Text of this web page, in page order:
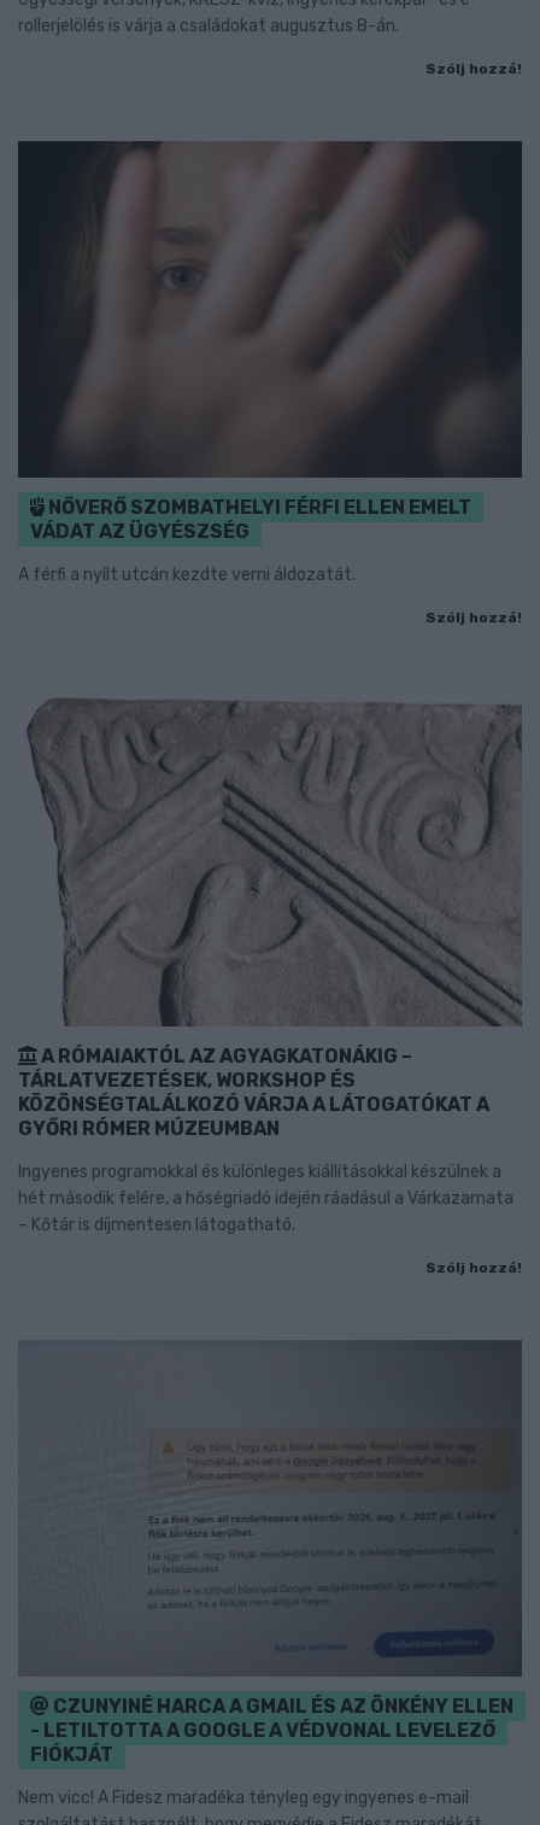
rollerjelölés is várja a családokat augusztus 8-án.
Szólj hozzá!
NŐVERŐ SZOMBATHELYI FÉRFI ELLEN EMELT
VÁDAT AZ ÜGYÉSZSÉG
A férfi a nyílt utcán kezdte verni áldozatát.
Szólj hozzá!
A RÓMAIAKTÓL AZ AGYAGKATONÁKIG –
TÁRLATVEZETÉSEK, WORKSHOP ÉS
KÖZÖNSÉGTALÁLKOZÓ VÁRJA A LÁTOGATÓKAT A
GYŐRI RÓMER MÚZEUMBAN
Ingyenes programokkal és különleges kiállításokkal készülnek a
hét második felére, a hőségriadó idején ráadásul a Várkazamata
– Kőtár is díjmentesen látogatható.
Szólj hozzá!
CZUNYINÉ HARCA A GMAIL ÉS AZ ÖNKÉNY ELLEN
- LETILTOTTA A GOOGLE A VÉDVONAL LEVELEZŐ
FIÓKJÁT
Nem vicc! A Fidesz maradéka tényleg egy ingyenes e-mail